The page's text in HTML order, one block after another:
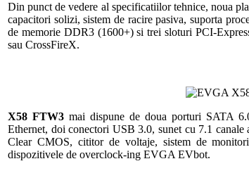
Din punct de vedere al specificatiilor tehnice, noua
capacitori solizi, sistem de racire pasiva, suporta
de memorie DDR3 (1600+) si trei sloturi PCI-
sau CrossFireX.
X58 FTW3 mai dispune de doua porturi SATA
Ethernet, doi conectori USB 3.0, sunet cu 7.1
Clear CMOS, cititor de voltaje, sistem de
dispozitivele de overclock-ing EVGA EVbot.